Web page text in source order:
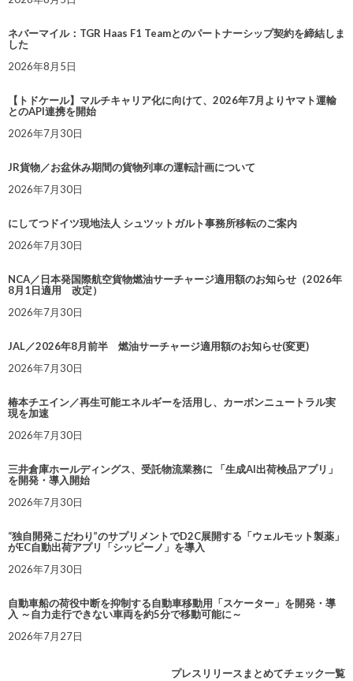
ネバーマイル：TGR Haas F1 Teamとのパートナーシップ契約を締結しま
した
2026年8月5日
【トドケール】マルチキャリア化に向けて、2026年7月よりヤマト運輸
とのAPI連携を開始
2026年7月30日
JR貨物／お盆休み期間の貨物列車の運転計画について
2026年7月30日
にしてつドイツ現地法人 シュツットガルト事務所移転のご案内
2026年7月30日
NCA／日本発国際航空貨物燃油サーチャージ適用額のお知らせ（2026年
8月1日適用 改定）
2026年7月30日
JAL／2026年8月前半 燃油サーチャージ適用額のお知らせ(変更)
2026年7月30日
椿本チエイン／再生可能エネルギーを活用し、カーボンニュートラル実
現を加速
2026年7月30日
三井倉庫ホールディングス、受託物流業務に 「生成AI出荷検品アプリ」
を開発・導入開始
2026年7月30日
“独自開発こだわり”のサプリメントでD2C展開する「ウェルモット製薬」
がEC自動出荷アプリ「シッピーノ」を導入
2026年7月30日
自動車船の荷役中断を抑制する自動車移動用「スケーター」を開発・導
入 ～自力走行できない車両を約5分で移動可能に～
2026年7月27日
プレスリリースまとめてチェック一覧